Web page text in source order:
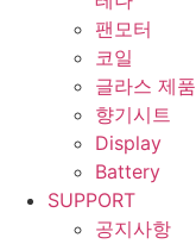
팬모터
코일
글라스 제품
향기시트
Display
Battery
SUPPORT
공지사항